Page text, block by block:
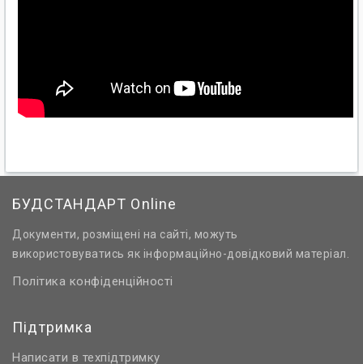
БУДСТАНДАРТ Online
Документи, розміщені на сайті, можуть
використовуватись як інформаційно-довідковий матеріал.
Політика конфіденційності
Підтримка
Написати в техпідтримку